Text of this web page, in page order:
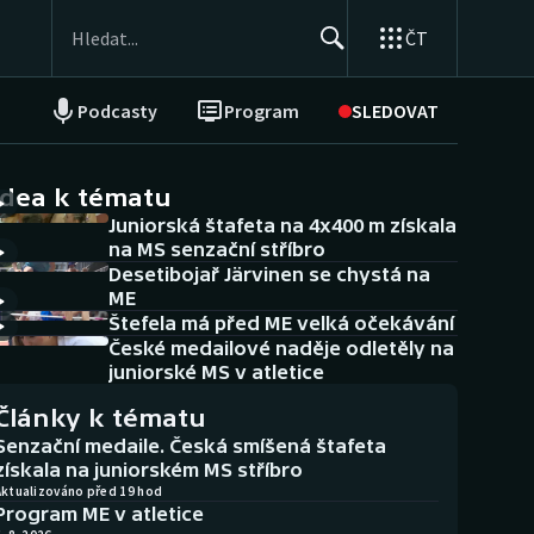
ČT
Podcasty Program SLEDOVAT
NEPŘEHLÉDNĚTE
Historické návraty
Aplikace ČT sport
AZ kvíz
k tématu
Juniorská štafeta na 4x400 m získala
na MS senzační stříbro
Desetibojař Järvinen se chystá na
ME
Štefela má před ME velká očekávání
České medailové naděje odletěly na
juniorské MS v atletice
k tématu
medaile. Česká smíšená štafeta
na juniorském MS stříbro
před 19 hod
ME v atletice